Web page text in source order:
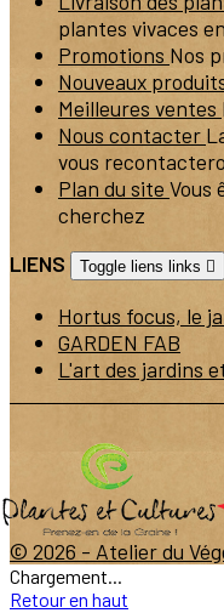
plantes vivaces
Promotions Nos
Nouveaux
Meilleures ventes
Nous contacter
vous
Plan du site Vous
cherchez
LIENS
Toggle liens links 
Hortus focus, le
GARDEN FAB
L'art des jardins
© 2026 - Atelier du
Chargement...
Retour en haut